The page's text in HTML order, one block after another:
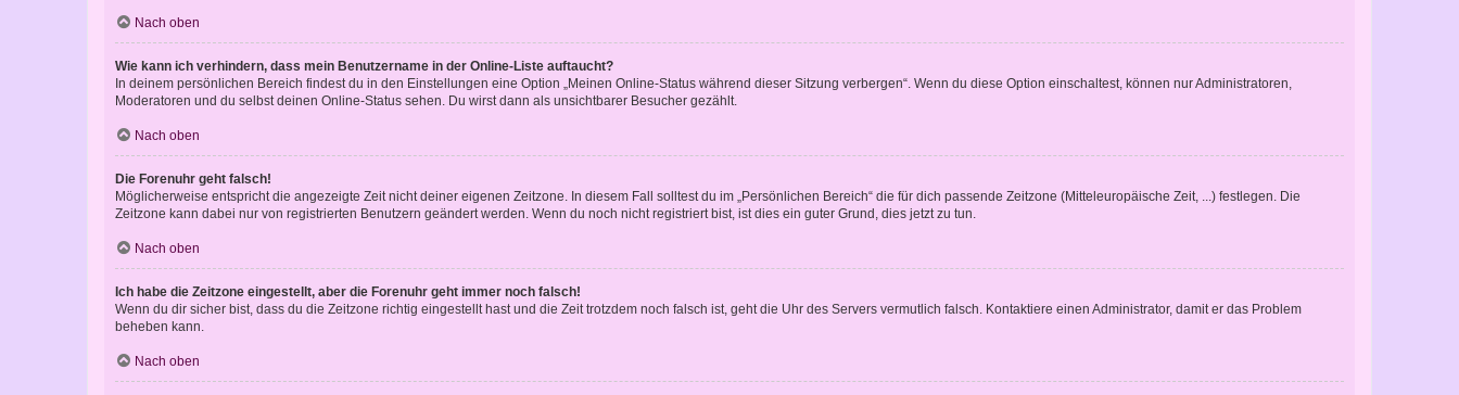
Nach oben
Wie kann ich verhindern, dass mein Benutzername in der Online-Liste auftaucht?
In deinem persönlichen Bereich findest du in den Einstellungen eine Option „Meinen Online-Status während dieser Sitzung verbergen“. Wenn du diese Option einschaltest, können nur Administratoren,
Moderatoren und du selbst deinen Online-Status sehen. Du wirst dann als unsichtbarer Besucher gezählt.
Nach oben
Die Forenuhr geht falsch!
Möglicherweise entspricht die angezeigte Zeit nicht deiner eigenen Zeitzone. In diesem Fall solltest du im „Persönlichen Bereich“ die für dich passende Zeitzone (Mitteleuropäische Zeit, ...) festlegen. Die
Zeitzone kann dabei nur von registrierten Benutzern geändert werden. Wenn du noch nicht registriert bist, ist dies ein guter Grund, dies jetzt zu tun.
Nach oben
Ich habe die Zeitzone eingestellt, aber die Forenuhr geht immer noch falsch!
Wenn du dir sicher bist, dass du die Zeitzone richtig eingestellt hast und die Zeit trotzdem noch falsch ist, geht die Uhr des Servers vermutlich falsch. Kontaktiere einen Administrator, damit er das Problem
beheben kann.
Nach oben